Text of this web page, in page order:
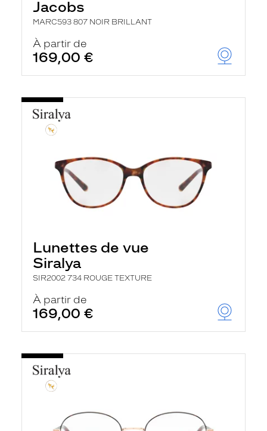
Jacobs
MARC593 807 NOIR BRILLANT
À partir de
169,00 €
Lunettes de vue
Siralya
SIR2002 734 ROUGE TEXTURE
À partir de
169,00 €